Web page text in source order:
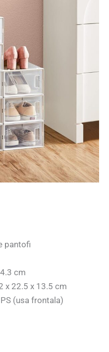
pantofi
cm
x 22.5 x 13.5 cm
(usa frontala)